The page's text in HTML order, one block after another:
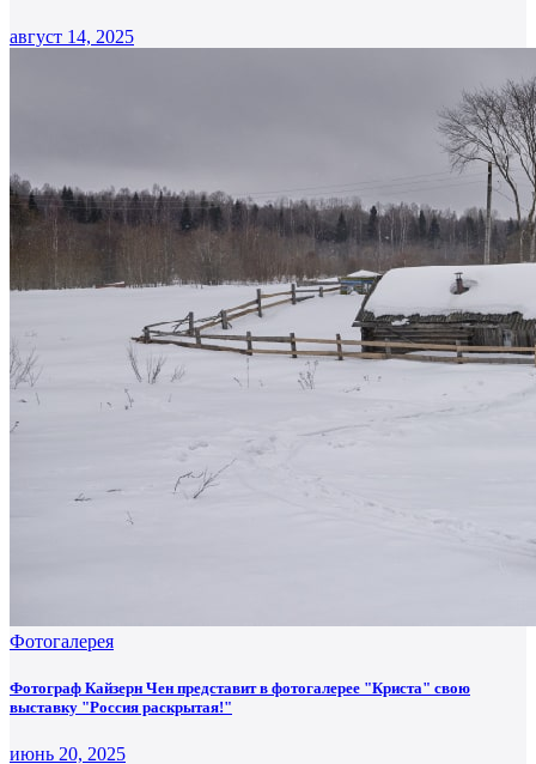
август 14, 2025
Фотогалерея
Фотограф Кайзерн Чен представит в фотогалерее "Криста" свою
выставку "Россия раскрытая!"
июнь 20, 2025